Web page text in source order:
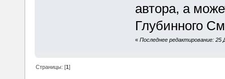
автора, а
Глубинного
« Последнее редактирование: 25
Страницы: [1]